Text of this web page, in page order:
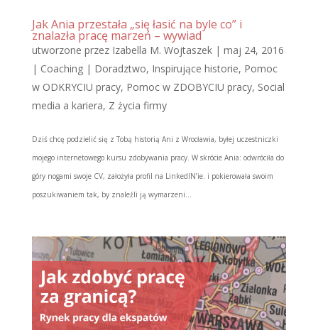
Jak Ania przestała „się łasić na byle co” i
znalazła pracę marzeń – wywiad
utworzone przez Izabella M. Wojtaszek| maj 24, 2016
| Coaching | Doradztwo, Inspirujące historie, Pomoc
w ODKRYCIU pracy, Pomoc w ZDOBYCIU pracy, Social
media a kariera, Z życia firmy
Dziś chcę podzielić się z Tobą historią Ani z Wrocławia, byłej uczestniczki
mojego internetowego kursu zdobywania pracy. W skrócie Ania: odwróciła do
góry nogami swoje CV, założyła profil na LinkedIN’ie. i pokierowała swoim
poszukiwaniem tak, by znaleźli ją wymarzeni...